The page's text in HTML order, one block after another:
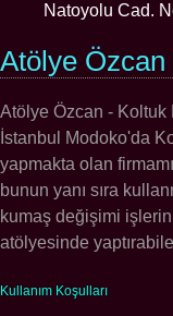
Natoyolu Cad.
Atölye
Atölye Özcan - Koltuk
İstanbul Modoko'da
yapmakta olan
bunun yanı sıra
kumaş değişimi
atölyesinde
Kullanım Koşulları